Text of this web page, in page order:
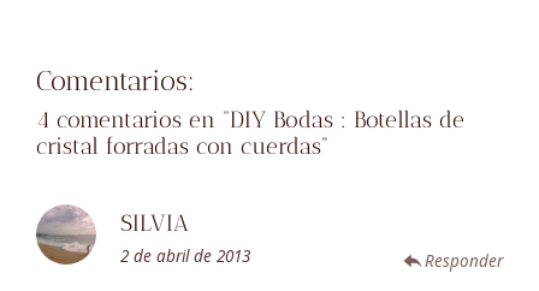
Comentarios:
4 comentarios en “DIY Bodas : Botellas de
cristal forradas con cuerdas”
SILVIA
2 de abril de 2013 Responder